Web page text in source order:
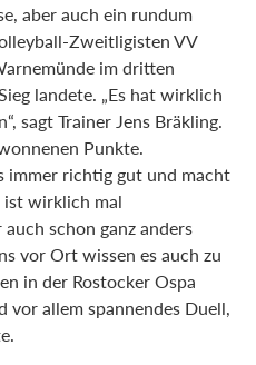
aber auch ein rundum
Zweitligisten VV
im dritten
landete. „Es hat wirklich
sagt Trainer Jens Bräkling.
Punkte.
immer richtig gut und macht
ist wirklich mal
schon ganz anders
vor Ort wissen es auch zu
in der Rostocker Ospa
vor allem spannendes Duell,